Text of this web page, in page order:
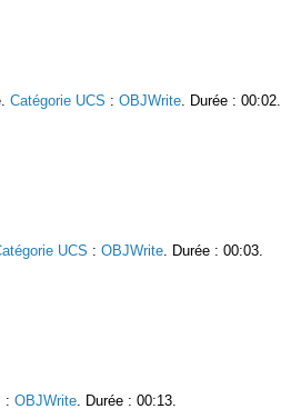
Catégorie UCS : OBJWrite . Durée : 00:02.
UCS : OBJWrite . Durée : 00:03.
: OBJWrite . Durée : 00:13.